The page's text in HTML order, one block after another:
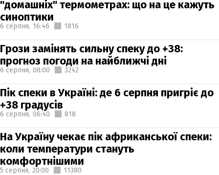
"домашніх" термометрах: що на це кажуть
синоптики
6 серпня, 16:46 1816
Грози замінять сильну спеку до +38:
прогноз погоди на найближчі дні
6 серпня, 08:00 3242
Пік спеки в Україні: де 6 серпня пригріє до
+38 градусів
6 серпня, 06:40 818
На Україну чекає пік африканської спеки:
коли температури стануть
комфортнішими
5 серпня, 20:00 11380